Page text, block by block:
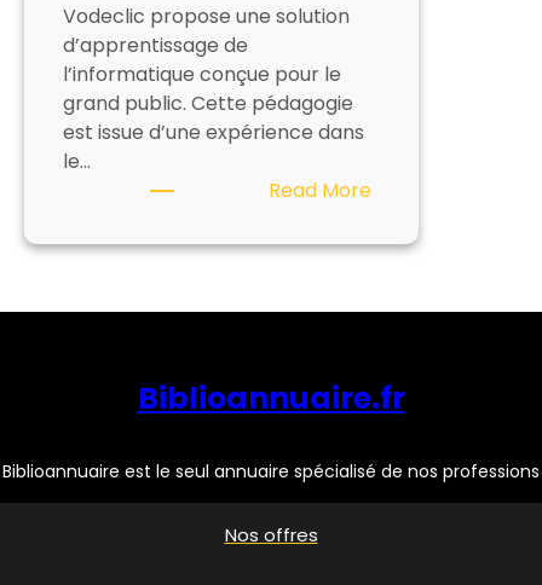
Vodeclic propose une solution
d’apprentissage de
l’informatique conçue pour le
grand public. Cette pédagogie
est issue d’une expérience dans
le…
Read More:
Biblioannuaire.fr
Biblioannuaire est le seul annuaire spécialisé de nos professions
Nos offres